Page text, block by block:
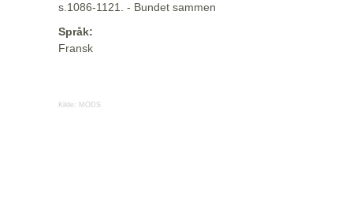
s.1086-1121. - Bundet sammen
Språk:
Fransk
Kilde: MODS